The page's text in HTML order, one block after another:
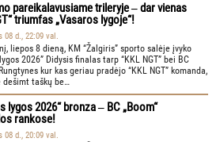
pareikalavusiame trileryje ‒ dar vienas
triumfas „Vasaros lygoje“!
08 d., 22:09 val.
liepos 8 dieną, KM “Žalgiris” sporto salėje įvyko
2026” Didysis finalas tarp “KKL NGT” bei BC
kur kas geriau pradėjo “KKL NGT” komanda,
dešimt taškų be…
lygos 2026“ bronza ‒ BC „Boom“
rankose!
08 d., 20:09 val.